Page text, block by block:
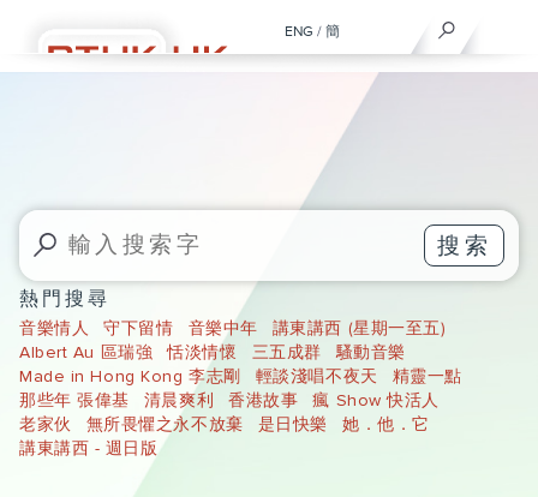
ENG / 簡
搜索
熱門搜尋
音樂情人 守下留情 音樂中年
講東講西 (星期一至五)
Albert Au 區瑞強
恬淡情懷 三五成群
騷動音樂
Made in Hong Kong 李志剛
輕談淺唱不夜天
精靈一點
那些年 張偉基
清晨爽利 香港故事
瘋 Show 快活人
老家伙
無所畏懼之永不放棄 是日快樂
她．他．它
講東講西 - 週日版